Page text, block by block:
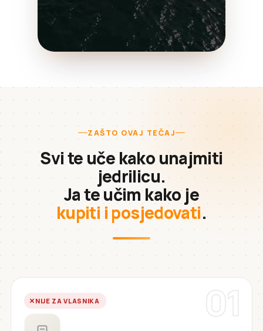
ZAŠTO OVAJ TEČAJ
Svi te uče kako unajmiti
jedrilicu.
Ja te učim kako je
kupiti i posjedovati.
01
NIJE ZA VLASNIKA